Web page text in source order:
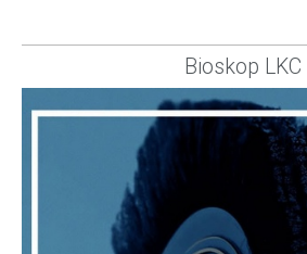
Bioskop LKC